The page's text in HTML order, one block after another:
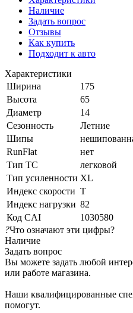
Наличие
Задать вопрос
Отзывы
Как купить
Подходит к авто
Характеристики
Ширина
175
Высота
65
Диаметр
14
Сезонность
Летние
Шипы
RunFlat
нет
Тип ТС
легковой
Тип усиленности XL
Индекс скорости T
Индекс нагрузки 82
Код CAI
1030580
?Что означают эти цифры?
Наличие
Задать вопрос
Вы можете задать любой
или работе магазина.
Наши квалифицированные
помогут.